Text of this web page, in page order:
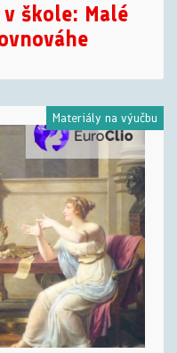
škole: Malé
Materiály na výučbu